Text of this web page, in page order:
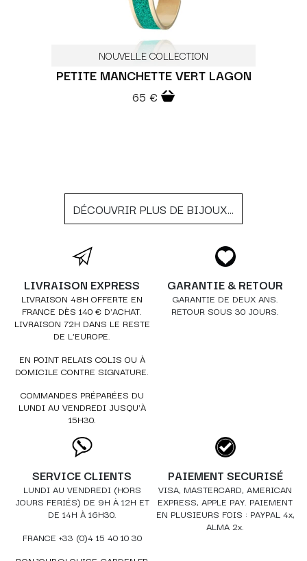
NOUVELLE COLLECTION
PETITE MANCHETTE VERT LAGON
65 €
DÉCOUVRIR PLUS DE BIJOUX...
LIVRAISON EXPRESS
LIVRAISON 48H OFFERTE EN
FRANCE DÈS 140 € D'ACHAT.
LIVRAISON 72H DANS LE RESTE
DE L'EUROPE.
EN POINT RELAIS COLIS OU À
DOMICILE CONTRE SIGNATURE.
COMMANDES PRÉPARÉES DU
LUNDI AU VENDREDI JUSQU'À
15H30.
GARANTIE & RETOUR
GARANTIE DE DEUX ANS.
RETOUR SOUS 30 JOURS.
SERVICE CLIENTS
LUNDI AU VENDREDI (HORS
JOURS FERIÉS) DE 9H À 12H ET
DE 14H À 16H30.
FRANCE +33 (0)4 15 40 10 30
PAIEMENT SECURISÉ
VISA, MASTERCARD, AMERICAN
EXPRESS, APPLE PAY. PAIEMENT
EN PLUSIEURS FOIS : PAYPAL 4x,
ALMA 2x.